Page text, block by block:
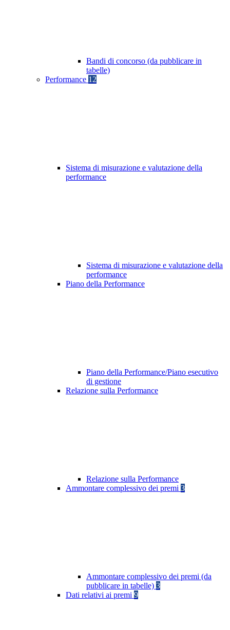
Bandi di concorso (da pubblicare in
tabelle)
Performance 12
Sistema di misurazione e valutazione della
performance
Sistema di misurazione e valutazione della
performance
Piano della Performance
Piano della Performance/Piano esecutivo
di gestione
Relazione sulla Performance
Relazione sulla Performance
Ammontare complessivo dei premi 3
Ammontare complessivo dei premi (da
pubblicare in tabelle) 3
Dati relativi ai premi 9